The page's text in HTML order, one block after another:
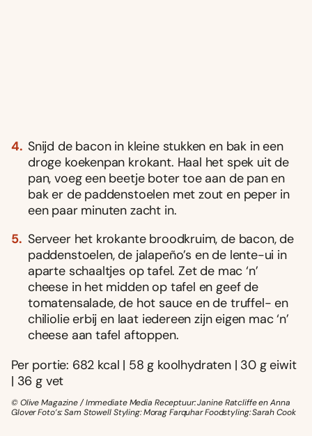
Snijd de bacon in kleine stukken en bak in een
droge koekenpan krokant. Haal het spek uit de
pan, voeg een beetje boter toe aan de pan en
bak er de paddenstoelen met zout en peper in
een paar minuten zacht in.
Serveer het krokante broodkruim, de bacon, de
paddenstoelen, de jalapeño’s en de lente-ui in
aparte schaaltjes op tafel. Zet de mac ‘n’
cheese in het midden op tafel en geef de
tomatensalade, de hot sauce en de truffel- en
chiliolie erbij en laat iedereen zijn eigen mac ‘n’
cheese aan tafel aftoppen.
Per portie: 682 kcal | 58 g koolhydraten | 30 g eiwit
| 36 g vet
© Olive Magazine / Immediate Media Receptuur: Janine Ratcliffe en Anna
Glover Foto’s: Sam Stowell Styling: Morag Farquhar Foodstyling: Sarah Cook